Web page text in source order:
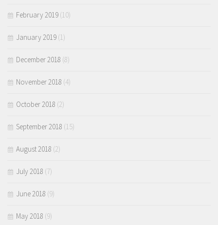
February 2019 (10)
January 2019 (1)
December 2018 (8)
November 2018 (4)
October 2018 (2)
September 2018 (15)
August 2018 (2)
July 2018 (7)
June 2018 (9)
May 2018 (9)